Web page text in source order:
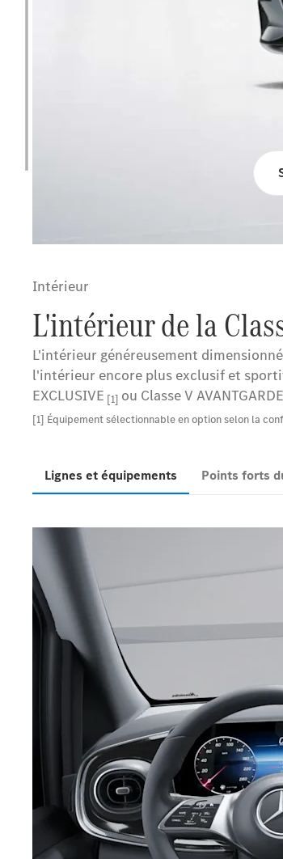
Intérieur
L'intérieur de la
L'intérieur généreusement
l'intérieur encore plus exclusif et
EXCLUSIVE [1] ou Classe V
[1] Équipement sélectionnable en option selon la
Lignes et équipements Points forts